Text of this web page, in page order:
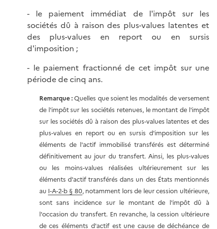
- le paiement immédiat de l'impôt sur les
sociétés dû à raison des plus-values latentes et
des plus-values en report ou en sursis
d'imposition ;
- le paiement fractionné de cet impôt sur une
période de cinq ans.
Remarque :Quelles que soient les modalités de versement
de l'impôt sur les sociétés retenues, le montant de l'impôt
sur les sociétés dû à raison des plus-values latentes et des
plus-values en report ou en sursis d'imposition sur les
éléments de l'actif immobilisé transférés est déterminé
définitivement au jour du transfert. Ainsi, les plus-values
ou les moins-values réalisées ultérieurement sur les
éléments d'actif transférés dans un des États mentionnés
au I-A-2-b § 80, notamment lors de leur cession ultérieure,
sont sans incidence sur le montant de l'impôt dû à
l'occasion du transfert. En revanche, la cession ultérieure
de ces éléments d'actif est une cause de déchéance de